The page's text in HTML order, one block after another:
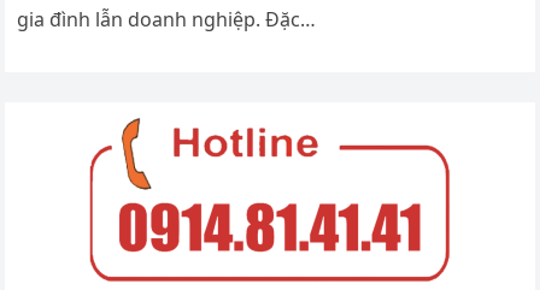
gia đình lẫn doanh nghiệp. Đặc…